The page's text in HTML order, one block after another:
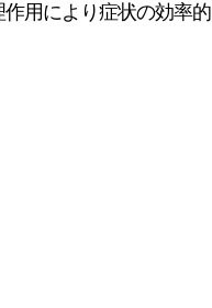
用により症状の効率的